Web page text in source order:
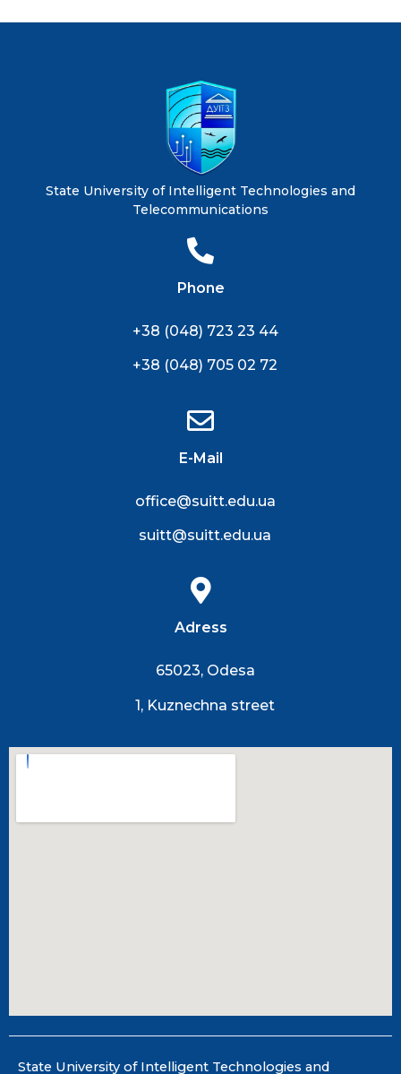
State University of Intelligent Technologies and
Telecommunications
Phone
+38 (048) 723 23 44
+38 (048) 705 02 72
E-Mail
office@suitt.edu.ua
suitt@suitt.edu.ua
Adress
65023, Odesa
1, Kuznechna street
State University of Intelligent Technologies and